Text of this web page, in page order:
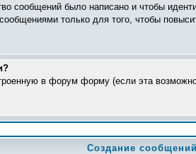
сообщений было написано и чтобы
только для того, чтобы
в форум форму (если эта
Создание сообщений